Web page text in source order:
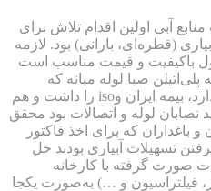
آبی اولین اقدام تلاش برای
(قطره‌ای، بارانی) بود. لازمه
باکیفیت و قیمت مناسب است
پلی‌اتیلن صبا لوله میانه که
تاییدیه‌های جهادکشاورزی، استاندارد، بیمه ایران وiso را داشت و هم
نصابان لوله و اتصالات بود محقق
باغداران که برای اخذ فاکتور
تسهیلات آبیاری بودند حل
صورت گرفته با کارخانه
فیلتراسیون و …) به‌صورت یکجا